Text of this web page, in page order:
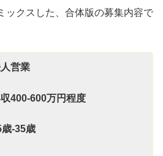
ックスした、合体版の募集内容で
営業
400-600万円程度
歳-35歳